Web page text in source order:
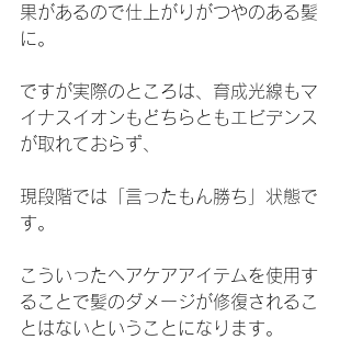
果があるので仕上がりがつやのある髪
に。
ですが実際のところは、育成光線もマ
イナスイオンもどちらともエビデンス
が取れておらず、
現段階では「言ったもん勝ち」状態で
す。
こういったヘアケアアイテムを使用す
ることで髪のダメージが修復されるこ
とはないということになります。